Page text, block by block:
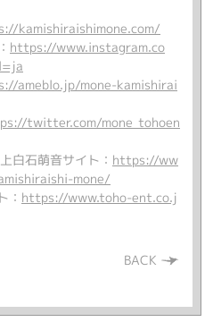
kamishiraishimone.com/
https://www.instagram.co
ameblo.jp/mone-kamishirai
twitter.com/mone_tohoen
白石萌音サイト： https://ww
mone/
： https://www.toho-ent.co.j
BACK